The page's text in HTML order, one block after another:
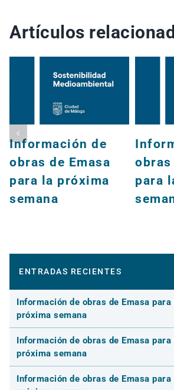
Artículos
Información de
obras de Emasa
para la próxima
semana
obras
para
ENTRADAS RECIENTES
Información de obras de Emasa para
próxima semana
Información de obras de Emasa para
próxima semana
Información de obras de Emasa para